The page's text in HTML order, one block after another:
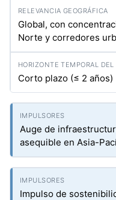
Global, con
Norte y corredores
Corto plazo (≤ 2 años)
Auge de
asequible en Asia-
Impulso de